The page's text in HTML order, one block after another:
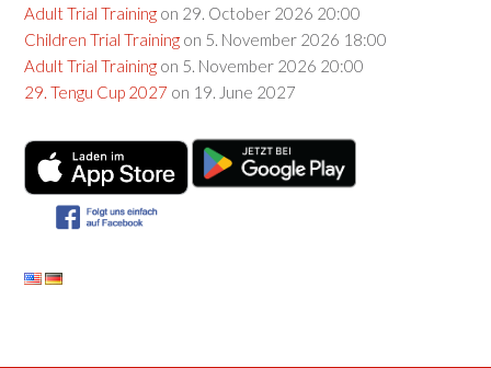
Adult Trial Training on 29. October 2026 20:00
Children Trial Training on 5. November 2026 18:00
Adult Trial Training on 5. November 2026 20:00
29. Tengu Cup 2027 on 19. June 2027